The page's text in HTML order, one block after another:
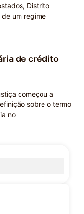
Distrito
um regime
de crédito
começou a
sobre o termo
no